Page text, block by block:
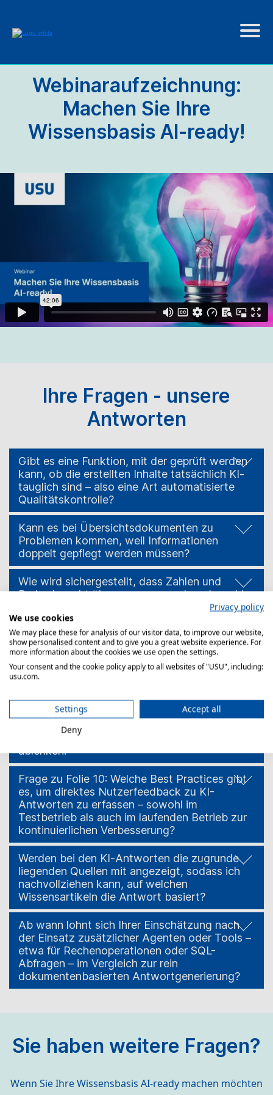
Webinaraufzeichnung:
Machen Sie Ihre
Wissensbasis AI-ready!
Ihre Fragen - unsere
Antworten
Gibt es eine Funktion, mit der geprüft werden
kann, ob die erstellten Inhalte tatsächlich KI-
tauglich sind – also eine Art automatisierte
Qualitätskontrolle?
Kann es bei Übersichtsdokumenten zu
Problemen kommen, weil Informationen
doppelt gepflegt werden müssen?
Wie wird sichergestellt, dass Zahlen und
Preise korrekt übernommen werden, da es hier
häufig zu Fehlern bei der Interpretation durch
die KI kommt?
Ist es möglich oder geplant, Beispiele oder
Bearbeitungshinweise im Dokument zu
hinterlegen, aber für Agenten auszublenden?
diese Informationen beim Lesen nicht mehr.
Um Auskunftsfähigkeit zu gewährleisten,
sollten Dokumente möglichst kompakt bleiben
– zusätzliche Hinweise könnten dabei eher
ablenken.
Frage zu Folie 10: Welche Best Practices gibt
es, um direktes Nutzerfeedback zu KI-
Antworten zu erfassen – sowohl im
Testbetrieb als auch im laufenden Betrieb zur
kontinuierlichen Verbesserung?
Werden bei den KI-Antworten die zugrunde
liegenden Quellen mit angezeigt, sodass ich
nachvollziehen kann, auf welchen
Wissensartikeln die Antwort basiert?
Ab wann lohnt sich Ihrer Einschätzung nach
der Einsatz zusätzlicher Agenten oder Tools –
etwa für Rechenoperationen oder SQL-
Abfragen – im Vergleich zur rein
dokumentenbasierten Antwortgenerierung?
Sie haben weitere Fragen?
Wenn Sie Ihre Wissensbasis AI-ready machen möchten
Privacy policy
We use cookies
We may place these for analysis of our visitor data, to improve our website,
show personalised content and to give you a great website experience. For
more information about the cookies we use open the settings.
Your consent and the cookie policy apply to all websites of "USU", including:
usu.com.
Settings
Accept all
Deny